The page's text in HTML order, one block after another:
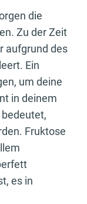
die
Zu der Zeit
aufgrund des
Ein
um deine
in deinem
Fruktose
es in